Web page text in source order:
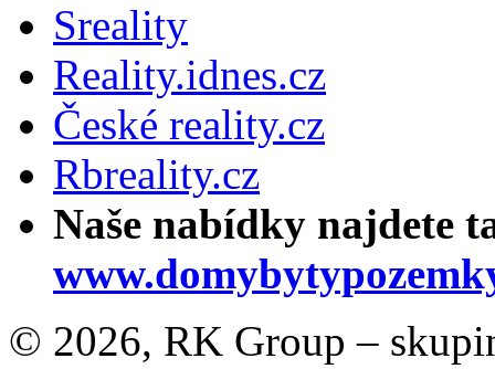
Sreality
Reality.idnes.cz
České reality.cz
Rbreality.cz
Naše nabídky najdete
© 2026, RK Group –